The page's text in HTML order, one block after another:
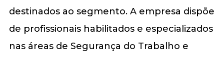
destinados ao segmento. A empresa dispõe
de profissionais habilitados e especializados
nas áreas de Segurança do Trabalho e